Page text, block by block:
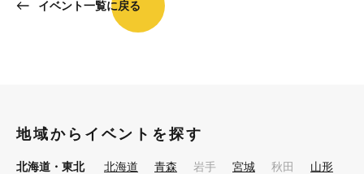
イベント一覧に戻る
地域からイベントを探す
北海道・東北 北海道 青森 岩手 宮城 秋田 山形